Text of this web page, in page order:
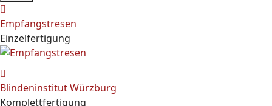
Empfangstresen
Einzelfertigung
Blindeninstitut Würzburg
Komplettfertigung